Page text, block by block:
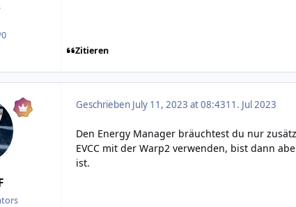
0
Zitieren
Geschrieben July 11, 2023 at 08:4311. Jul 2023
Den Energy Manager bräuchtest du nur
EVCC mit der Warp2 verwenden, bist dann
ist.